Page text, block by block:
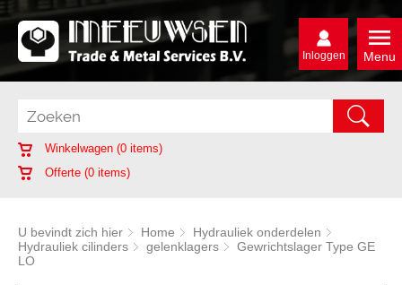
Menu
Inloggen
Winkelwagen (0 items)
Offerte (0 items)
U bevindt zich hier Home
Hydrauliek onderdelen
Hydrauliek cilinders
gelenklagers
Gewrichtslager Type GE
LO